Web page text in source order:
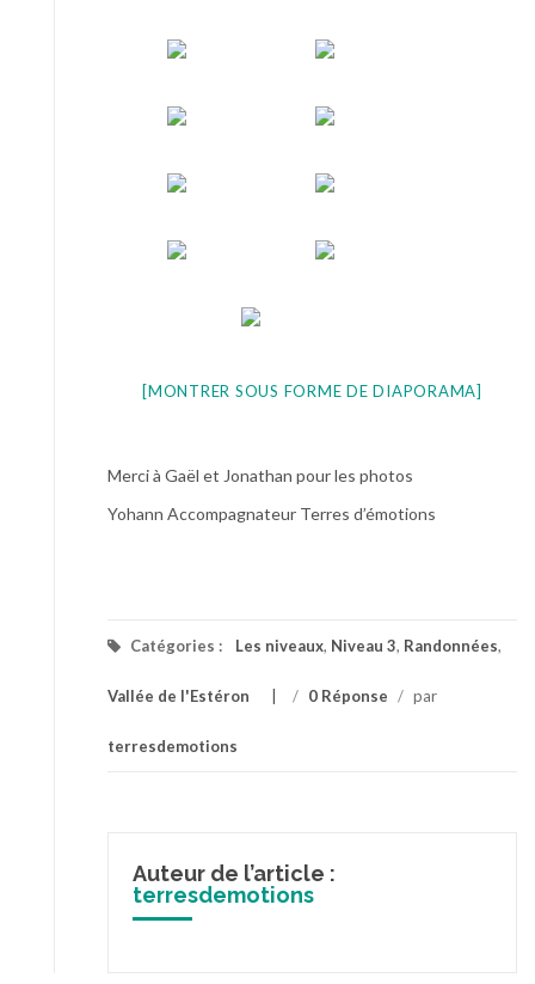
[MONTRER SOUS FORME DE DIAPORAMA]
Merci à Gaël et Jonathan pour les photos
Yohann Accompagnateur Terres d’émotions
Catégories : Les niveaux, Niveau 3, Randonnées,
Vallée de l'Estéron / 0 Réponse / par
terresdemotions
Auteur de l’article :
terresdemotions